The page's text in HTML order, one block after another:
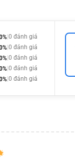
| 0 đánh giá
| 0 đánh giá
| 0 đánh giá
| 0 đánh giá
| 0 đánh giá